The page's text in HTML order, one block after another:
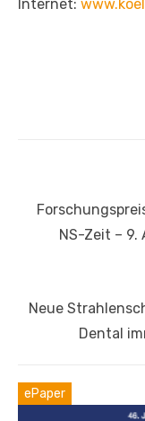
Internet:
Vorheriger
NS-Zeit –
Nächster
Neue
Dental
ePaper